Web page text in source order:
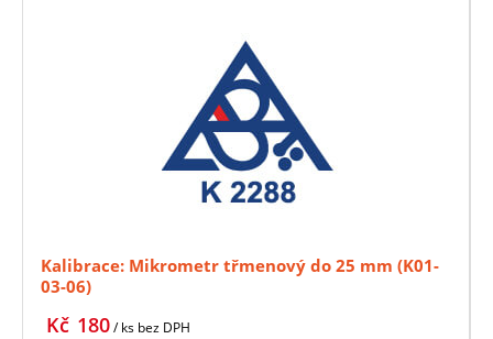
Kalibrace: Mikrometr třmenový do 25 mm (K01-
03-06)
180
Kč / ks bez DPH